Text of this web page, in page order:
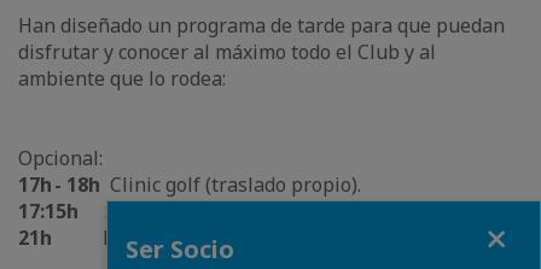
Han diseñado un programa de tarde para que puedan
disfrutar y conocer al máximo todo el Club y al
ambiente que lo rodea:
Opcional:
17h - 18h Clinic golf (traslado propio).
17:15h
Salida autobús desde Barcelona
21h
Regreso autobús a Barcelona
Ser Socio